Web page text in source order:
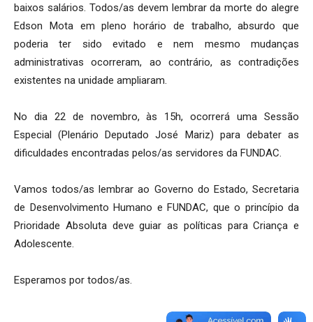
baixos salários. Todos/as devem lembrar da morte do alegre
Edson Mota em pleno horário de trabalho, absurdo que
poderia ter sido evitado e nem mesmo mudanças
administrativas ocorreram, ao contrário, as contradições
existentes na unidade ampliaram.
No dia 22 de novembro, às 15h, ocorrerá uma Sessão
Especial (Plenário Deputado José Mariz) para debater as
dificuldades encontradas pelos/as servidores da FUNDAC.
Vamos todos/as lembrar ao Governo do Estado, Secretaria
de Desenvolvimento Humano e FUNDAC, que o princípio da
Prioridade Absoluta deve guiar as políticas para Criança e
Adolescente.
Esperamos por todos/as.